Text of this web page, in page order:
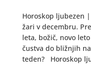
Horoskop ljubezen |
žari v decembru.
leta, božič, novo
čustva do bližnjih
teden? Horoskop